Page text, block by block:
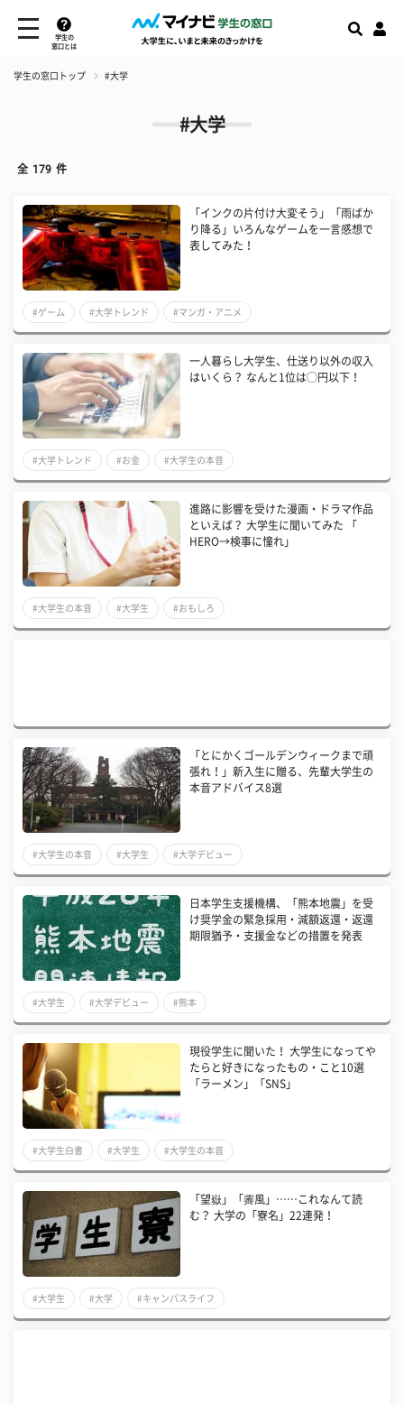
学生の
窓口とは
学生の窓口トップ #大学
#大学
全 179 件
「インクの片付け大変そう」「雨ばか
り降る」いろんなゲームを一言感想で
表してみた！
#ゲーム #大学トレンド #マンガ・アニメ
一人暮らし大学生、仕送り以外の収入
はいくら？ なんと1位は◯円以下！
#大学トレンド #お金 #大学生の本音
進路に影響を受けた漫画・ドラマ作品
といえば？ 大学生に聞いてみた 「​
HERO→検事に憧れ」
#大学生の本音 #大学生 #おもしろ
「とにかくゴールデンウィークまで頑
張れ！」新入生に贈る、先輩大学生の
本音アドバイス8選
#大学生の本音 #大学生 #大学デビュー
日本学生支援機構、「熊本地震」を受
け奨学金の緊急採用・減額返還・返還
期限猶予・支援金などの措置を発表
#大学生 #大学デビュー #熊本
現役学生に聞いた！ 大学生になってや
たらと好きになったもの・こと10選
「ラーメン」「SNS」
#大学生白書 #大学生 #大学生の本音
「望嶽」「霽風」……これなんて読
む？ 大学の「寮名」22連発！
#大学生 #大学 #キャンパスライフ